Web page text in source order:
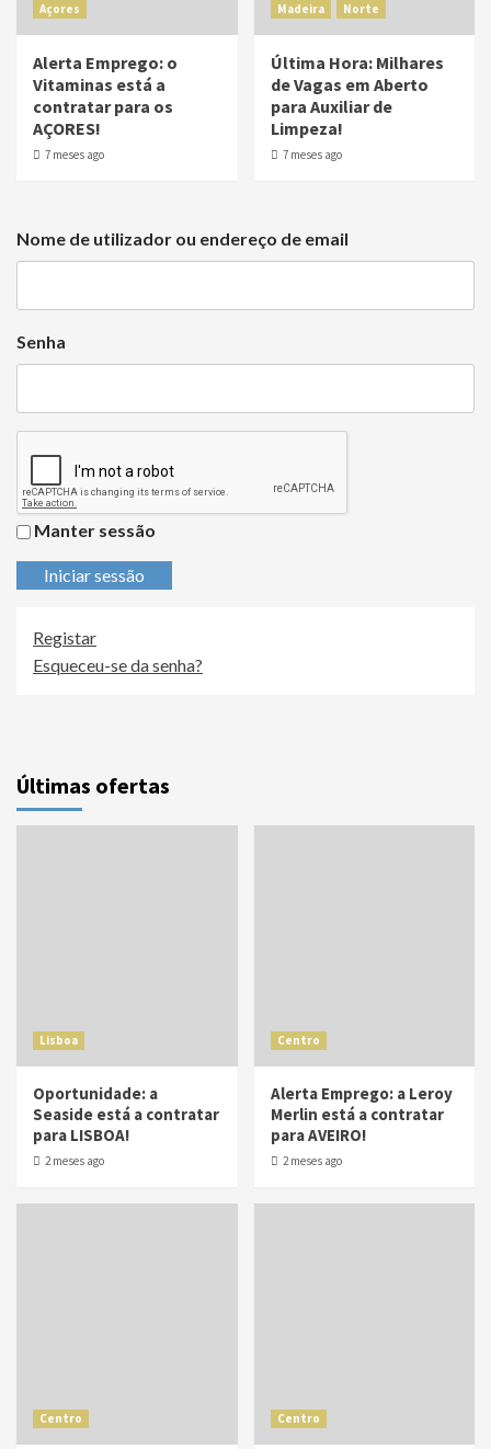
Açores
Alerta Emprego: o
Vitaminas está a
contratar para os
AÇORES!
7 meses ago
Madeira
Norte
Última Hora: Milhares
de Vagas em Aberto
para Auxiliar de
Limpeza!
7 meses ago
Nome de utilizador ou endereço de email
Senha
Manter sessão
Iniciar sessão
Registar
Esqueceu-se da senha?
Últimas ofertas
Lisboa
Oportunidade: a
Seaside está a contratar
para LISBOA!
2 meses ago
Centro
Alerta Emprego: a Leroy
Merlin está a contratar
para AVEIRO!
2 meses ago
Centro Centro